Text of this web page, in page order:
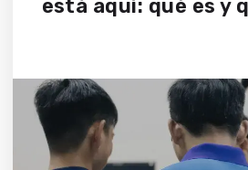
está aquí: qué es y